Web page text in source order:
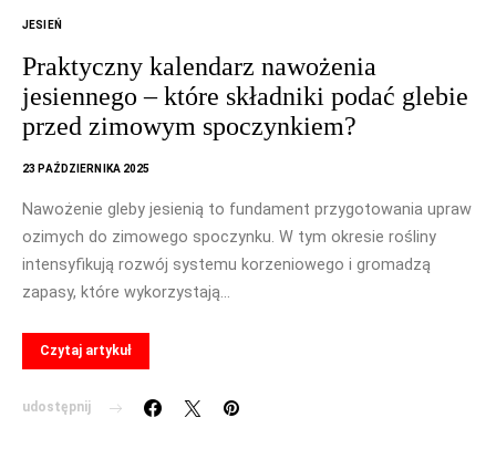
JESIEŃ
Praktyczny kalendarz nawożenia
jesiennego – które składniki podać glebie
przed zimowym spoczynkiem?
23 PAŹDZIERNIKA 2025
Nawożenie gleby jesienią to fundament przygotowania upraw
ozimych do zimowego spoczynku. W tym okresie rośliny
intensyfikują rozwój systemu korzeniowego i gromadzą
zapasy, które wykorzystają…
Czytaj artykuł
udostępnij